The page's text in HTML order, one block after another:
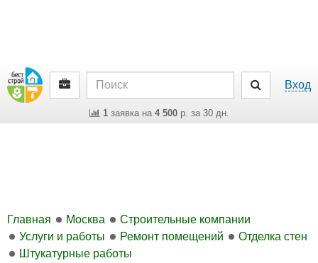
Вход
1заявка на 4 500р. за 30 дн.
Главная Москва
Строительные компании
Услуги и работы
Ремонт помещений
Отделка стен
Штукатурные работы